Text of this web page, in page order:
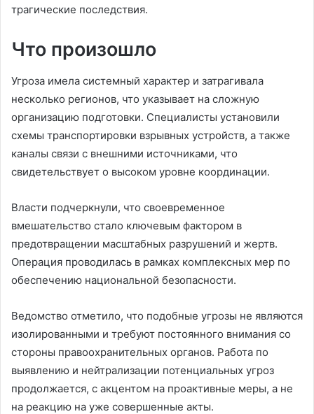
трагические последствия.
Что произошло
Угроза имела системный характер и затрагивала
несколько регионов, что указывает на сложную
организацию подготовки. Специалисты установили
схемы транспортировки взрывных устройств, а также
каналы связи с внешними источниками, что
свидетельствует о высоком уровне координации.
Власти подчеркнули, что своевременное
вмешательство стало ключевым фактором в
предотвращении масштабных разрушений и жертв.
Операция проводилась в рамках комплексных мер по
обеспечению национальной безопасности.
Ведомство отметило, что подобные угрозы не являются
изолированными и требуют постоянного внимания со
стороны правоохранительных органов. Работа по
выявлению и нейтрализации потенциальных угроз
продолжается, с акцентом на проактивные меры, а не
на реакцию на уже совершенные акты.